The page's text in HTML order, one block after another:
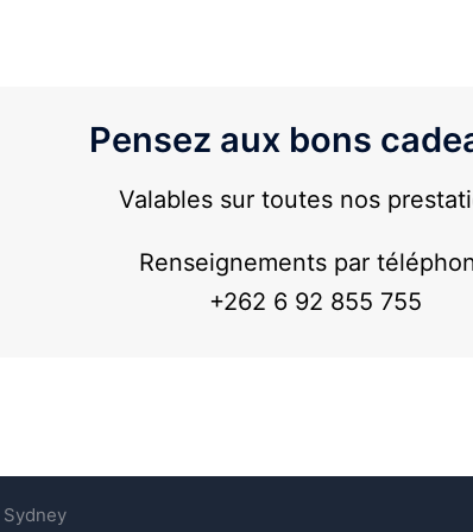
Pensez aux bons
Valables sur toutes nos
Renseignements par
+262 6 92 855 755
Sydney